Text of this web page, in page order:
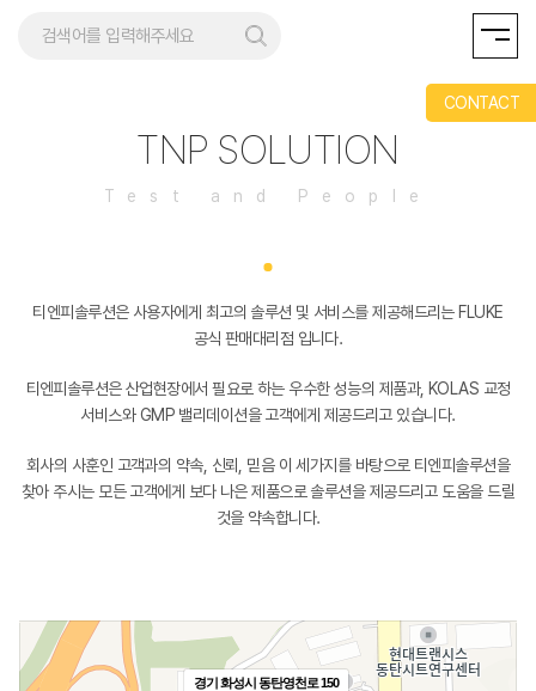
TNP SOLUTION
Test and People
티엔피솔루션은 사용자에게 최고의 솔루션 및 서비스를 제공해드리는 FLUKE
공식 판매대리점 입니다.
티엔피솔루션은 산업현장에서 필요로 하는 우수한 성능의 제품과, KOLAS 교정
서비스와 GMP 밸리데이션을 고객에게 제공드리고 있습니다.
회사의 사훈인 고객과의 약속, 신뢰, 믿음 이 세가지를 바탕으로 티엔피솔루션을
찾아 주시는 모든 고객에게 보다 나은 제품으로 솔루션을 제공드리고 도움을 드릴
것을 약속합니다.
경기 화성시 동탄영천로 150
CONTACT